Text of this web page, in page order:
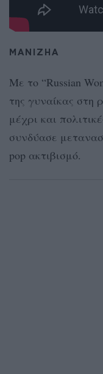
MANIZHA
Με το “Russian
της γυναίκας στη
μέχρι και
συνδύασε
pop ακτιβισμό.